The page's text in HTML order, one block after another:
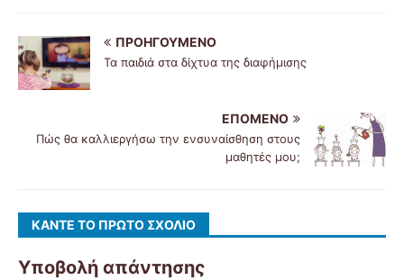
ΠΡΟΗΓΟΎΜΕΝΟ
Τα παιδιά στα δίχτυα της διαφήμισης
ΕΠΌΜΕΝΟ
Πώς θα καλλιεργήσω την ενσυναίσθηση στους
μαθητές μου;
ΚΆΝΤΕ ΤΟ ΠΡΏΤΟ ΣΧΌΛΙΟ
Υποβολή απάντησης